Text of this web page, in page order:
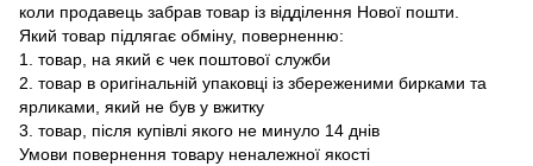
коли продавець забрав товар із відділення Нової пошти.
Який товар підлягає обміну, поверненню:
1. товар, на який є чек поштової служби
2. товар в оригінальній упаковці із збереженими бирками та
ярликами, який не був у вжитку
3. товар, після купівлі якого не минуло 14 днів
Умови повернення товару неналежної якості